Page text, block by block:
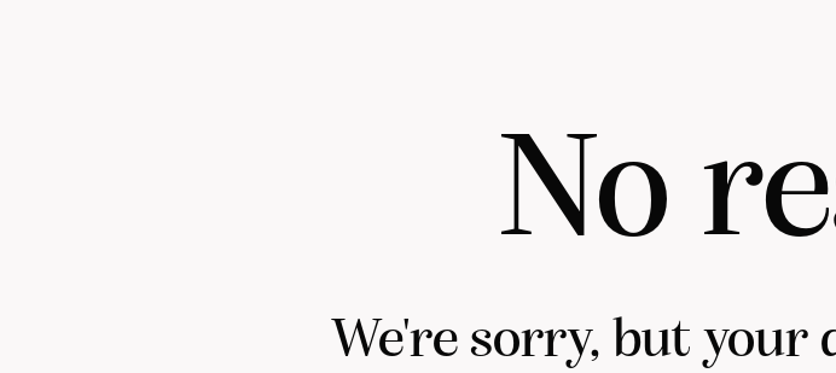
No
We're sorry, but